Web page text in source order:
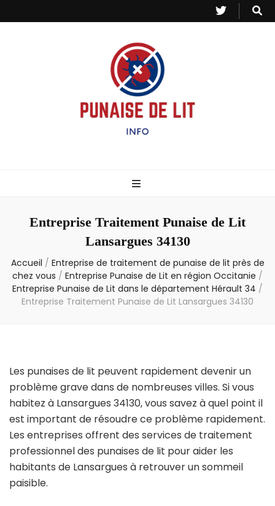
– Info
Entreprise Traitement Punaise de Lit
Lansargues 34130
Accueil / Entreprise de traitement de punaise de lit près de
chez vous / Entreprise Punaise de Lit en région Occitanie /
Entreprise Punaise de Lit dans le département Hérault 34 /
Entreprise Traitement Punaise de Lit Lansargues 34130
Les punaises de lit peuvent rapidement devenir un
problème grave dans de nombreuses villes. Si vous
habitez à Lansargues 34130, vous savez à quel point il
est important de résoudre ce problème rapidement.
Les entreprises offrent des services de traitement
professionnel des punaises de lit pour aider les
habitants de Lansargues à retrouver un sommeil
paisible.